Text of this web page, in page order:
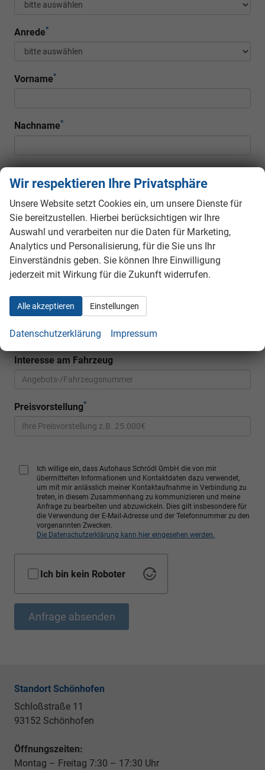
Anrede*
Vorname*
Nachname*
Telefon
E-Mail*
Anschrift
Interesse am Fahrzeug
Preisvorstellung*
Ich willige ein, dass Autohaus Schrödl GmbH die von mir
übermittelten Informationen und Kontaktdaten dazu verwendet,
um mit mir anlässlich meiner Kontaktaufnahme in Verbindung zu
treten, in diesem Zusammenhang zu kommunizieren und meine
Anfrage zu bearbeiten und abzuwickeln. Dies gilt insbesondere für
die Verwendung der E-Mail-Adresse und der Telefonnummer zu den
vorgenannten Zwecken.
Die Datenschutzerklärung kann hier eingesehen werden.
Ich bin kein Roboter
Anfrage absenden
Standort Schönhofen
Schloßstraße 11
93152 Schönhofen
Öffnungszeiten:
Montag – Freitag 7:30 – 17:30 Uhr
Wir respektieren Ihre Privatsphäre
Unsere Website setzt Cookies ein, um unsere Dienste für
Sie bereitzustellen. Hierbei berücksichtigen wir Ihre
Auswahl und verarbeiten nur die Daten für Marketing,
Analytics und Personalisierung, für die Sie uns Ihr
Einverständnis geben. Sie können Ihre Einwilligung
jederzeit mit Wirkung für die Zukunft widerrufen.
Alle akzeptieren Einstellungen
Datenschutzerklärung Impressum